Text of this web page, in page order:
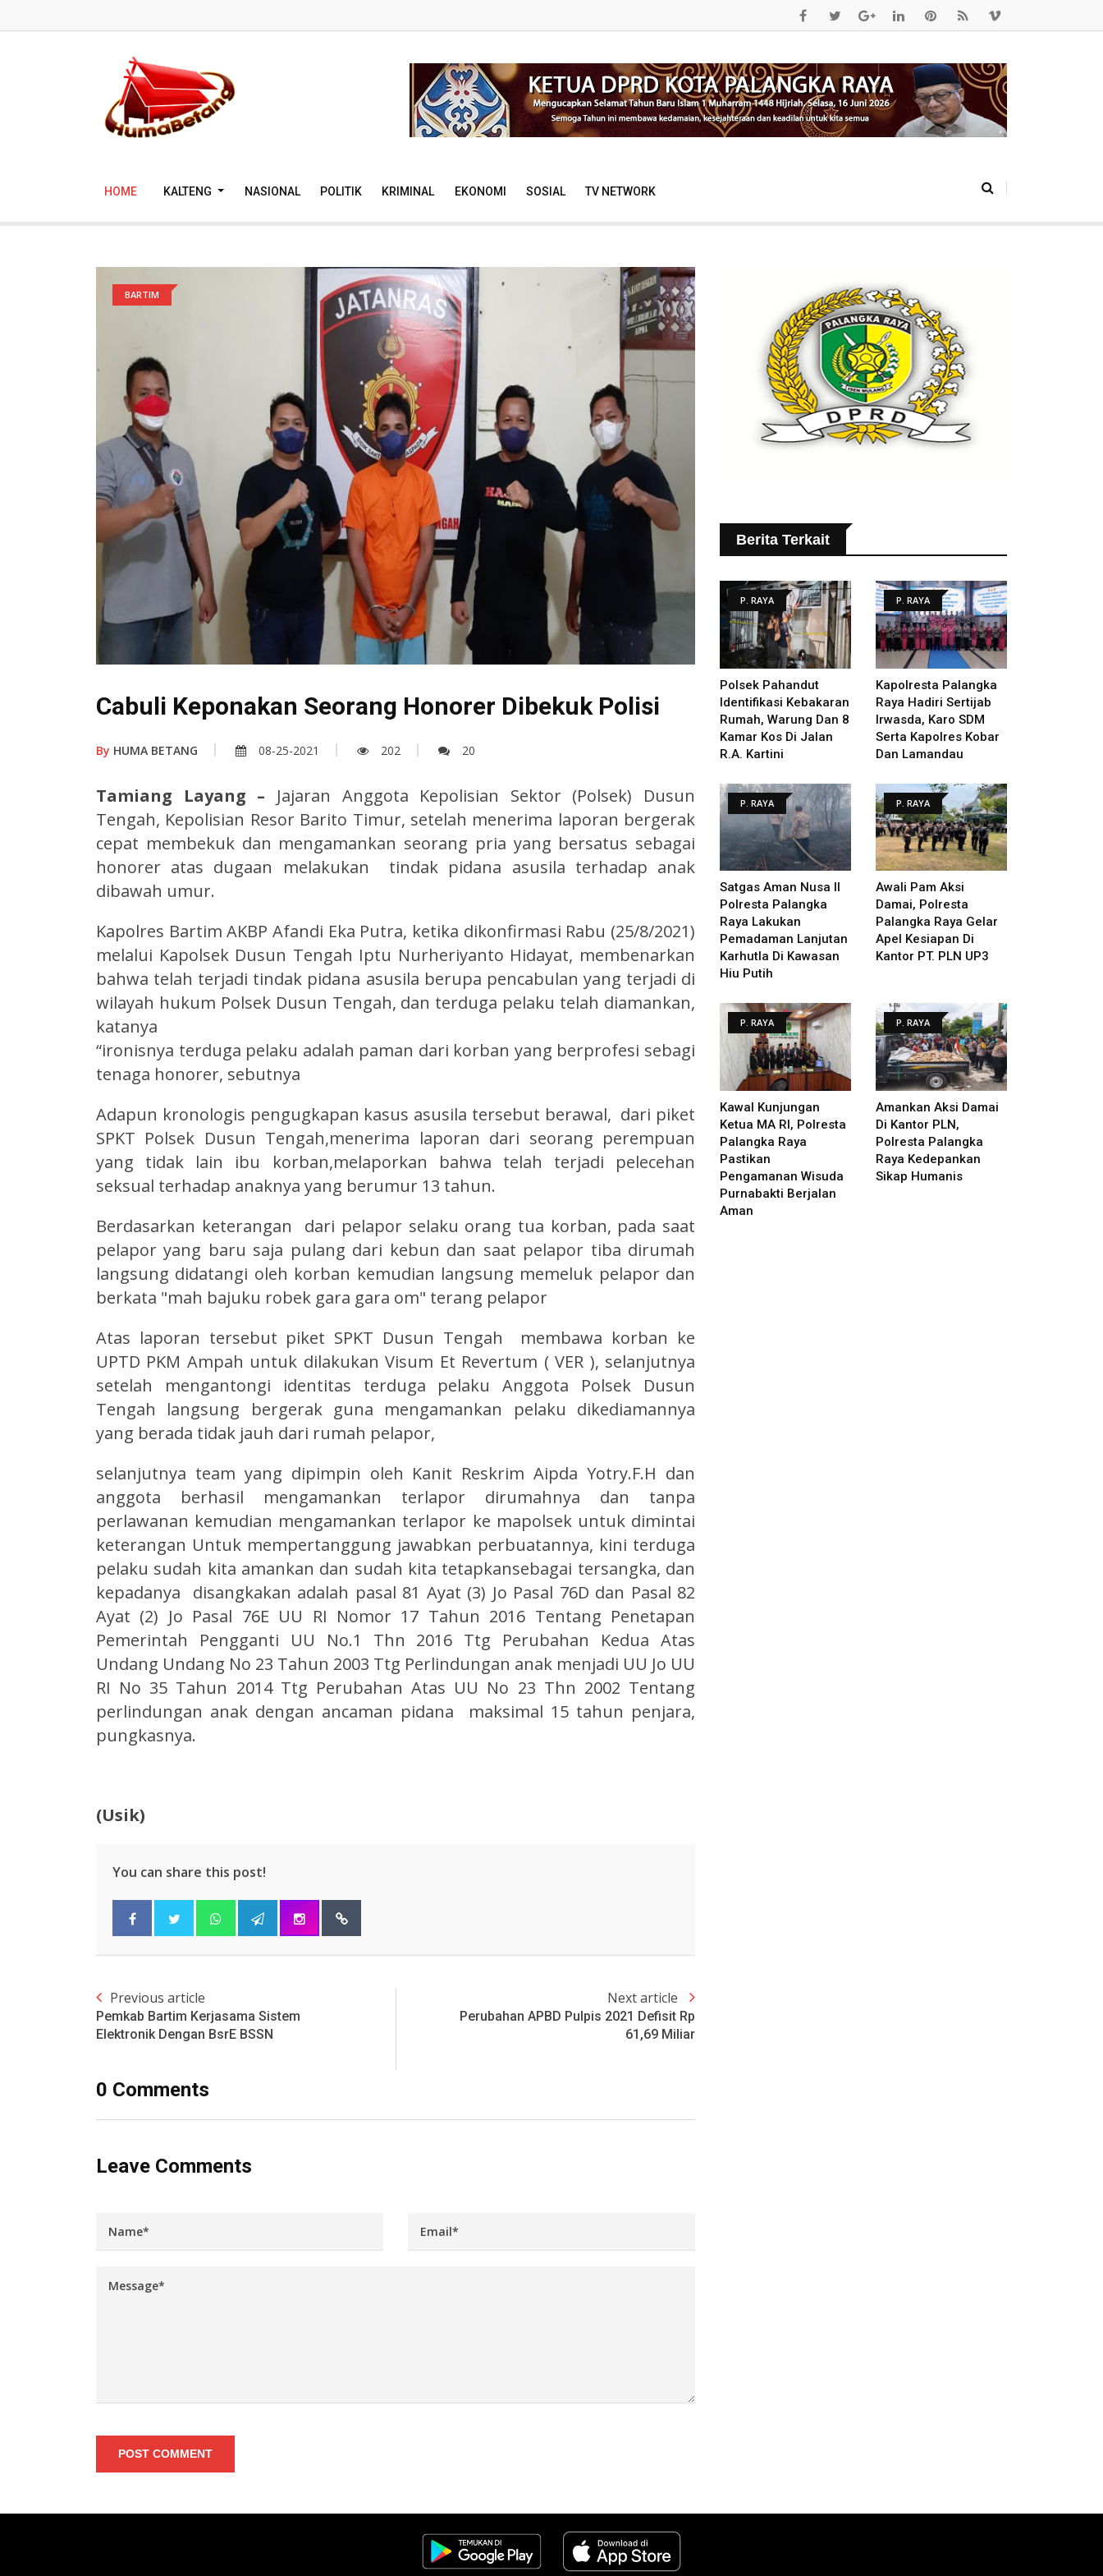
HOME KALTENG NASIONAL POLITIK KRIMINAL EKONOMI SOSIAL TV NETWORK
BARTIM
Cabuli Keponakan Seorang Honorer Dibekuk Polisi
By HUMA BETANG 08-25-2021 202 20
Tamiang Layang – Jajaran Anggota Kepolisian Sektor (Polsek) Dusun
Tengah, Kepolisian Resor Barito Timur, setelah menerima laporan bergerak
cepat membekuk dan mengamankan seorang pria yang bersatus sebagai
honorer atas dugaan melakukan tindak pidana asusila terhadap anak
dibawah umur.
Kapolres Bartim AKBP Afandi Eka Putra, ketika dikonfirmasi Rabu (25/8/2021)
melalui Kapolsek Dusun Tengah Iptu Nurheriyanto Hidayat, membenarkan
bahwa telah terjadi tindak pidana asusila berupa pencabulan yang terjadi di
wilayah hukum Polsek Dusun Tengah, dan terduga pelaku telah diamankan,
katanya
“ironisnya terduga pelaku adalah paman dari korban yang berprofesi sebagi
tenaga honorer, sebutnya
Adapun kronologis pengugkapan kasus asusila tersebut berawal, dari piket
SPKT Polsek Dusun Tengah,menerima laporan dari seorang perempuan
yang tidak lain ibu korban,melaporkan bahwa telah terjadi pelecehan
seksual terhadap anaknya yang berumur 13 tahun.
Berdasarkan keterangan dari pelapor selaku orang tua korban, pada saat
pelapor yang baru saja pulang dari kebun dan saat pelapor tiba dirumah
langsung didatangi oleh korban kemudian langsung memeluk pelapor dan
berkata "mah bajuku robek gara gara om" terang pelapor
Atas laporan tersebut piket SPKT Dusun Tengah membawa korban ke
UPTD PKM Ampah untuk dilakukan Visum Et Revertum ( VER ), selanjutnya
setelah mengantongi identitas terduga pelaku Anggota Polsek Dusun
Tengah langsung bergerak guna mengamankan pelaku dikediamannya
yang berada tidak jauh dari rumah pelapor,
selanjutnya team yang dipimpin oleh Kanit Reskrim Aipda Yotry.F.H dan
anggota berhasil mengamankan terlapor dirumahnya dan tanpa
perlawanan kemudian mengamankan terlapor ke mapolsek untuk dimintai
keterangan Untuk mempertanggung jawabkan perbuatannya, kini terduga
pelaku sudah kita amankan dan sudah kita tetapkansebagai tersangka, dan
kepadanya disangkakan adalah pasal 81 Ayat (3) Jo Pasal 76D dan Pasal 82
Ayat (2) Jo Pasal 76E UU RI Nomor 17 Tahun 2016 Tentang Penetapan
Pemerintah Pengganti UU No.1 Thn 2016 Ttg Perubahan Kedua Atas
Undang Undang No 23 Tahun 2003 Ttg Perlindungan anak menjadi UU Jo UU
RI No 35 Tahun 2014 Ttg Perubahan Atas UU No 23 Thn 2002 Tentang
perlindungan anak dengan ancaman pidana maksimal 15 tahun penjara,
pungkasnya.
(Usik)
You can share this post!
Previous article
Pemkab Bartim Kerjasama Sistem
Elektronik Dengan BsrE BSSN
Next article
Perubahan APBD Pulpis 2021 Defisit Rp
61,69 Miliar
0 Comments
Leave Comments
POST COMMENT
Berita Terkait
P. RAYA
Polsek Pahandut
Identifikasi Kebakaran
Rumah, Warung Dan 8
Kamar Kos Di Jalan
R.A. Kartini
P. RAYA
Kapolresta Palangka
Raya Hadiri Sertijab
Irwasda, Karo SDM
Serta Kapolres Kobar
Dan Lamandau
P. RAYA
Satgas Aman Nusa II
Polresta Palangka
Raya Lakukan
Pemadaman Lanjutan
Karhutla Di Kawasan
Hiu Putih
P. RAYA
Awali Pam Aksi
Damai, Polresta
Palangka Raya Gelar
Apel Kesiapan Di
Kantor PT. PLN UP3
P. RAYA
Kawal Kunjungan
Ketua MA RI, Polresta
Palangka Raya
Pastikan
Pengamanan Wisuda
Purnabakti Berjalan
Aman
P. RAYA
Amankan Aksi Damai
Di Kantor PLN,
Polresta Palangka
Raya Kedepankan
Sikap Humanis